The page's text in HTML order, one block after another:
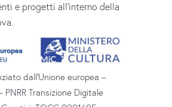
e progetti all’interno della
dall’Unione europea –
Transizione Digitale